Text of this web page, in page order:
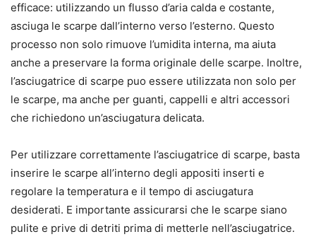
efficace: utilizzando un flusso d’aria calda e costante,
asciuga le scarpe dall’interno verso l’esterno. Questo
processo non solo rimuove l’umidita interna, ma aiuta
anche a preservare la forma originale delle scarpe. Inoltre,
l’asciugatrice di scarpe puo essere utilizzata non solo per
le scarpe, ma anche per guanti, cappelli e altri accessori
che richiedono un’asciugatura delicata.
Per utilizzare correttamente l’asciugatrice di scarpe, basta
inserire le scarpe all’interno degli appositi inserti e
regolare la temperatura e il tempo di asciugatura
desiderati. E importante assicurarsi che le scarpe siano
pulite e prive di detriti prima di metterle nell’asciugatrice.